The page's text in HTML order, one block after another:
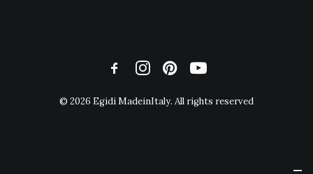
© 2026 Egidi MadeinItaly. All rights reserved